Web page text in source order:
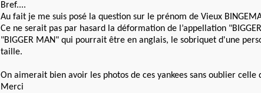
Bref....
Au fait je me suis posé la question sur le prénom de Vieux
Ce ne serait pas par hasard la déformation de l’appellation
"BIGGER MAN" qui pourrait être en anglais, le sobriquet d'une
taille.
On aimerait bien avoir les photos de ces yankees sans oublier celle
Merci